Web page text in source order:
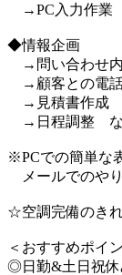
→PC入力作業
◆情報企画
→問い合わせ内
→顧客との電話
→見積書作成
→日程調整
※PCでの簡単な
メールでのやり
☆空調完備のき
＜おすすめポイ
◎日勤&土日祝休